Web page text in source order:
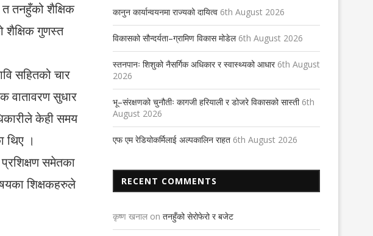
त तनहुँको शैक्षिक
शैक्षिक गुणस्त
सहितको चार
वातावरण सुधार
केही समय
थिए ।
समेतका
शिक्षकहरुले
कानुन कार्यान्वयनमा राज्यको दायित्व 6th August 2026
विकासको सौन्दर्यता–ग्रामिण विकास मोडेल 6th August 2026
स्तनपानः शिशुको नैसर्गिक अधिकार र स्वास्थ्यको आधार 6th August
2026
भू–संरक्षणको चुनौतीः कागजी हरियाली र डोजरे विकासको सास्ती 6th
August 2026
एफ एम रेडियोकर्मिलाई अल्पकालिन राहत 6th August 2026
RECENT COMMENTS
कृष्ण खनाल on तनहुँको सेरोफेरो र बजेट